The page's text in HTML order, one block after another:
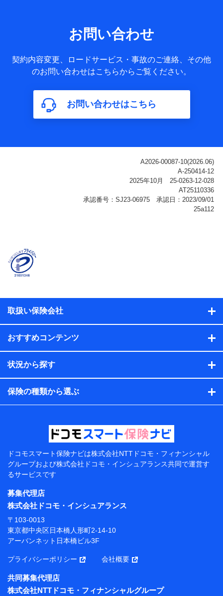
サービス提供等を通じて取得した、以下の情報などの個人デ
基本情報
氏名、電話番号、メールアドレス、お客さまの識別子、
属性、連絡先、dポイントサービスのご利用に関する情
構成、住所、dポイント残高、dポイント利用履歴などが
含まれます。
利用情報
ご契約状態・ご利用履歴インターネット利用時の行動に
関する情報、アプリケーション利用時の行動に関する情
報、購入されたサービスや商品の名称・購入場所・決済
に関する情報、アンケートの回答に関する情報などが含
名、住所、生年月日、性別、保険契約者と被保険者の関
係、保険加入の目的、保険商品の内容、保険料、保険料
のお支払方法、車のメーカーや走行距離などの情報、建
ル内容や送信履歴の情報及び保険の更改案内等を提供し
保険契約情報
当社または株式会社NTTドコモ・フィナンシャルグルー
プが取得し、又は保有する保険契約に関する情報。例と
して、保険契約者及び被保険者の氏名、住所、生年月
日、性別、保険契約者と被保険者の関係、保険加入の目
的、保険商品の内容、保険料、保険料のお支払方法、車
のメーカーや走行距離などの情報、建物の構造や築年数
などの情報、ペットの種類や年齢などの情報などが含ま
提供当事者から受領当事者が個人データを取得する方法
電子的・電磁的方法等
【共同して利用する者の範囲】
当社
株式会社NTTドコモ・フィナンシャルグループ
【利用目的】
当社または株式会社NTTドコモ・フィナンシャルグルー
プが提供する保険関連サービスにおけるユーザー登録受
付および管理のため
当社または株式会社NTTドコモ・フィナンシャルグルー
携会社の保険その他に関する情報を提供するため、また
維持管理等の委託業務遂行のため、またそれらに付帯、
関連する当社または株式会社NTTドコモ・フィナンシャ
ルグループおよび提携会社のサービスを案内、提供する
お問い合わせ
契約内容変更、ロードサービス・事故のご連絡、その他
のお問い合わせはこちらからご覧ください。
お問い合わせはこちら
取扱い保険会社
おすすめコンテンツ
状況から探す
保険の種類から選ぶ
ドコモスマート保険ナビは株式会社NTTドコモ・フィナンシャル
グループおよび株式会社ドコモ・インシュアランス共同で運営す
るサービスです
募集代理店
株式会社ドコモ・インシュアランス
〒103-0013
東京都中央区日本橋人形町2-14-10
アーバンネット日本橋ビル3F
プライバシーポリシー 会社概要
共同募集代理店
株式会社NTTドコモ・フィナンシャルグループ